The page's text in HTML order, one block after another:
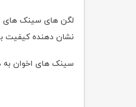
نشان دهنده کیفیت
سینک های اخوان به